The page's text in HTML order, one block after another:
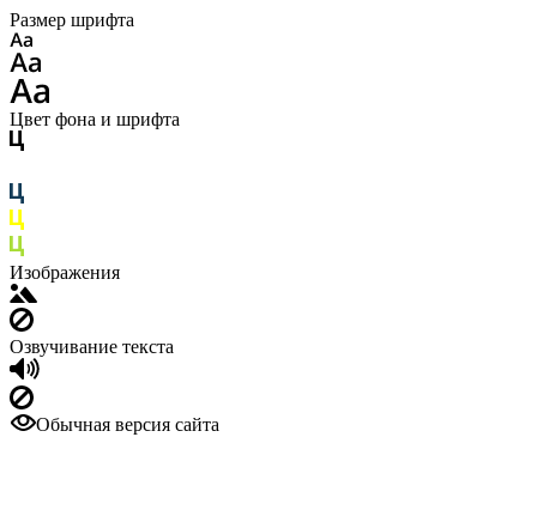
Размер шрифта
Цвет фона и шрифта
Изображения
Озвучивание текста
Обычная версия сайта